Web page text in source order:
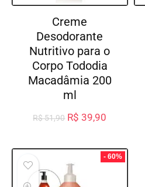
Creme
Desodorante
Nutritivo para o
Corpo Tododia
Macadâmia 200
ml
R$51,90 R$ 39,90
- 60%